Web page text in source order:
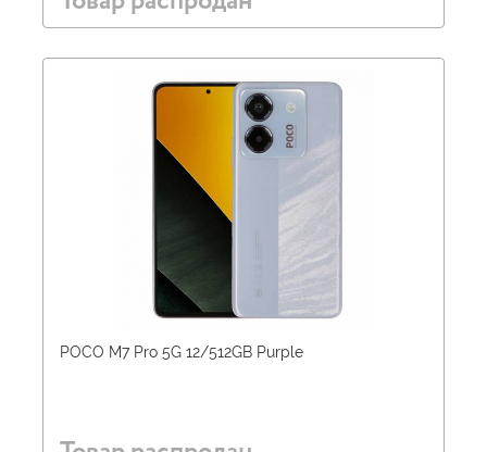
POCO M7 Pro 5G 12/512GB Purple